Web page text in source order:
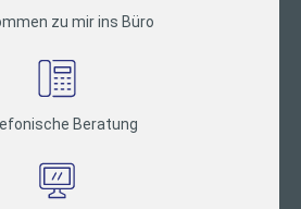
zu mir ins Büro
Beratung